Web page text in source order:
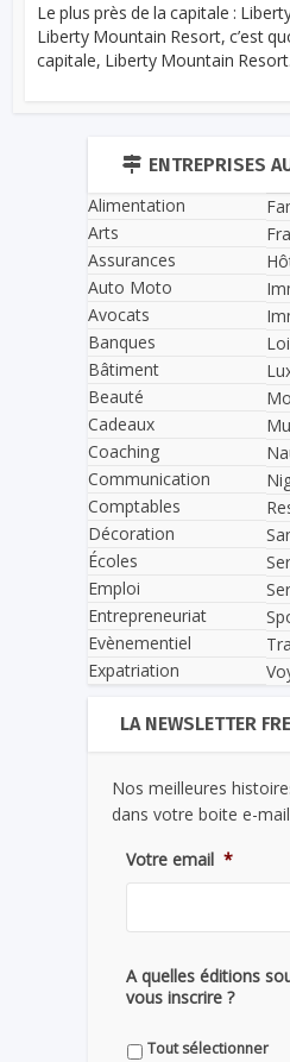
Le plus près de la capitale :
Liberty Mountain Resort, c’est
capitale, Liberty Mountain
ENTREPRISES
Alimentation
Arts
Assurances
Auto Moto
Avocats
Banques
Bâtiment
Beauté
Cadeaux
Coaching
Communication
Comptables
Décoration
Écoles
Emploi
Entrepreneuriat
Evènementiel
Expatriation
LA NEWSLETTER
Nos meilleures
dans votre boite e-
Votre email *
A quelles éditions
vous inscrire ?
Tout sélectionner